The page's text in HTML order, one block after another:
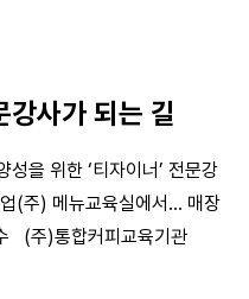
강사가 되는 길
을 위한 ‘티자이너’ 전문강
(주) 메뉴교육실에서… 매장
(주)통합커피교육기관